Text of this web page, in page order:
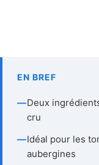
EN BREF
—Deux
cru
—Idéal pour les
aubergines